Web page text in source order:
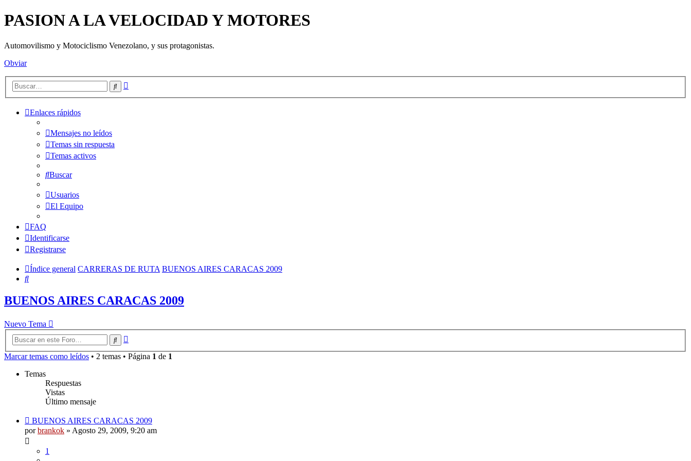
PASION A LA VELOCIDAD Y MOTORES
Automovilismo y Motociclismo Venezolano, y sus protagonistas.
Obviar
Buscar
Enlaces rápidos
Mensajes no leídos
Temas sin respuesta
Temas activos
Buscar
Usuarios
El Equipo
FAQ
Identificarse
Registrarse
Índice general CARRERAS DE RUTA BUENOS AIRES CARACAS 2009
Buscar
BUENOS AIRES CARACAS 2009
Nuevo Tema
Buscar
Marcar temas como leídos • 2 temas • Página 1 de 1
Temas
Respuestas
Vistas
Último mensaje
BUENOS AIRES CARACAS 2009
porbrankok » Agosto 29, 2009, 9:20 am
1